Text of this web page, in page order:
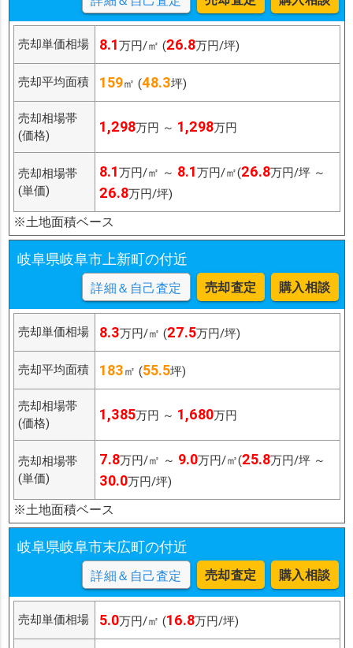
売却単価相場 8.1万円/㎡ (26.8万円/坪)
売却平均面積 159㎡ (48.3坪)
売却相場帯
(価格)
1,298万円 ～ 1,298万円
売却相場帯
(単価)
8.1万円/㎡ ～ 8.1万円/㎡(26.8万円/坪 ～
26.8万円/坪)
※土地面積ベース
岐阜県岐阜市上新町の付近
詳細＆自己査定 売却査定 購入相談
売却単価相場 8.3万円/㎡ (27.5万円/坪)
売却平均面積 183㎡ (55.5坪)
売却相場帯
(価格)
1,385万円 ～ 1,680万円
売却相場帯
(単価)
7.8万円/㎡ ～ 9.0万円/㎡(25.8万円/坪 ～
30.0万円/坪)
※土地面積ベース
岐阜県岐阜市末広町の付近
詳細＆自己査定 売却査定 購入相談
売却単価相場 5.0万円/㎡ (16.8万円/坪)